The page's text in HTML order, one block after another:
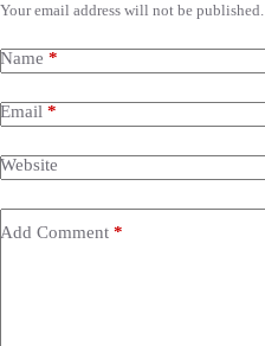
Your email address will not be published.
Name *
Email *
Website
Add Comment *